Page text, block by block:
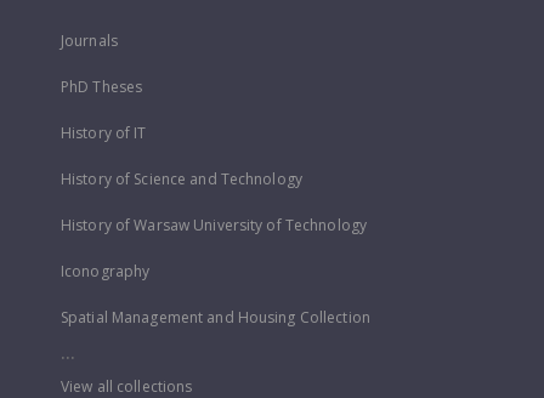
Journals
PhD Theses
History of IT
History of Science and Technology
History of Warsaw University of Technology
Iconography
Spatial Management and Housing Collection
...
View all collections